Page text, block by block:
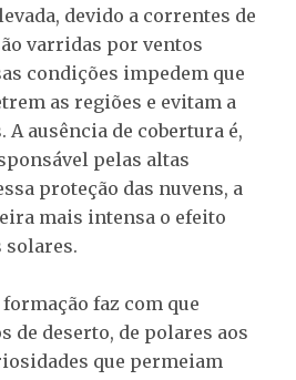
devido a correntes de
varridas por ventos
condições impedem que
as regiões e evitam a
A ausência de cobertura é,
pelas altas
proteção das nuvens, a
mais intensa o efeito
solares.
faz com que
de deserto, de polares aos
que permeiam